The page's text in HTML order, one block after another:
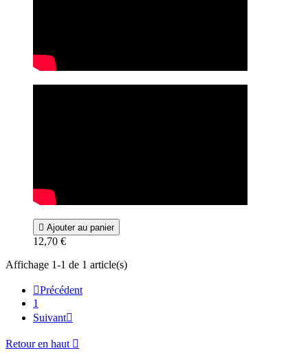
 Ajouter au panier
12,70 €
Affichage 1-1 de 1 article(s)
Précédent
1
Suivant
Retour en haut 